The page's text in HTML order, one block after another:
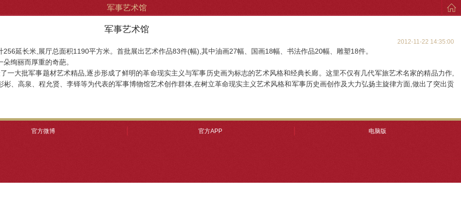
军事艺术馆
军事艺术馆
2012-11-22 14:35:00
延长米,展厅总面积1190平方米。首批展出艺术作品83件(幅),其中油画27幅、国画18幅、书法作品20幅、雕塑18件。
绚丽而厚重的奇葩。
大批军事题材艺术精品,逐步形成了鲜明的革命现实主义与军事历史画为标志的艺术风格和经典长廊。这里不仅有几代军旅艺术名家的精品力作,
、高泉、程允贤、李铎等为代表的军事博物馆艺术创作群体,在树立革命现实主义艺术风格和军事历史画创作及大力弘扬主旋律方面,做出了突出贡
官方微博 官方APP 电脑版